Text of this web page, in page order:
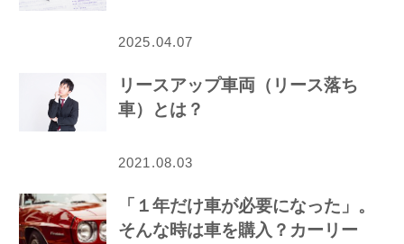
2025.04.07
リースアップ車両（リース落ち
車）とは？
2021.08.03
「１年だけ車が必要になった」。
そんな時は車を購入？カーリー